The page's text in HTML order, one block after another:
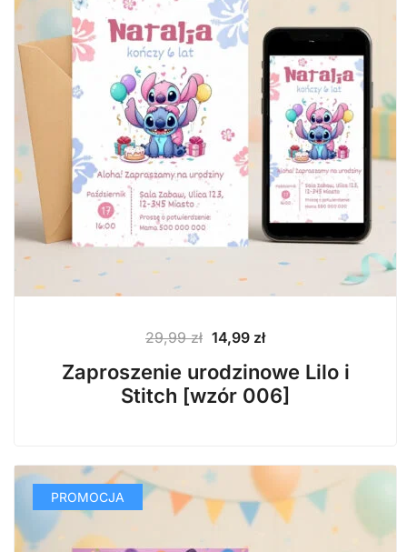
29,99zł Pierwotna
cena
wynosiła:
29,99 zł.
14,99 złAktualna
wynosi:
14,99 zł.
Zaproszenie urodzinowe Lilo i
Stitch [wzór 006]
PROMOCJA